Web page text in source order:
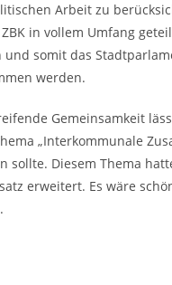
Arbeit zu
in vollem Umfang
somit das
werden.
Gemeinsamkeit
„Interkommunale
Diesem Thema
erweitert. Es wäre